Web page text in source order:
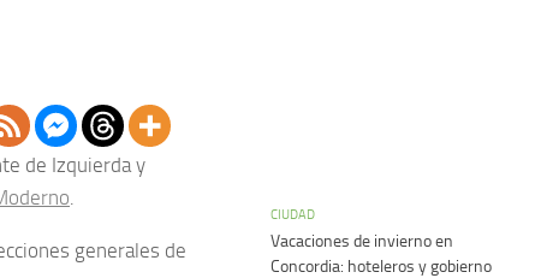
de Izquierda y
.
generales de
CIUDAD
Vacaciones de invierno en
Concordia: hoteleros y gobierno